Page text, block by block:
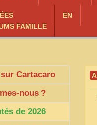
FAMILLE
EN
Cartacaro
nous ?
de 2026